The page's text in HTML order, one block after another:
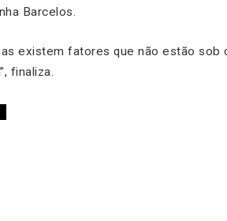
Barcelos.
existem fatores que não estão
finaliza.